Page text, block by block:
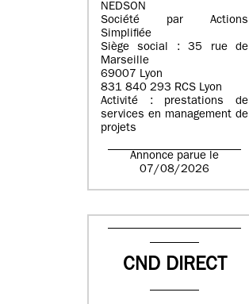
NEDSON
Société par Actions
Simplifiée
Siège social : 35 rue de
Marseille
69007 Lyon
831 840 293 RCS Lyon
Activité : prestations de
services en management de
projets
Annonce parue le
07/08/2026
CND DIRECT